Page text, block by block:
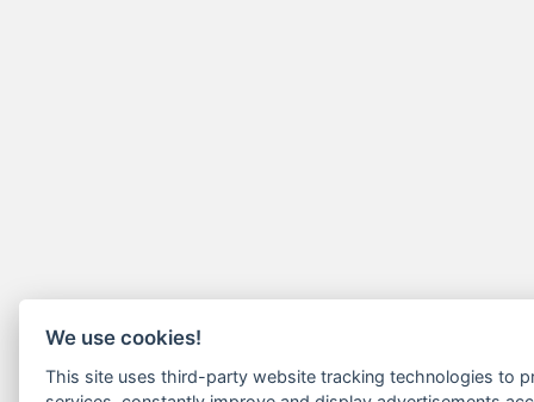
We use cookies!
This site uses third-party website tracking technologies to